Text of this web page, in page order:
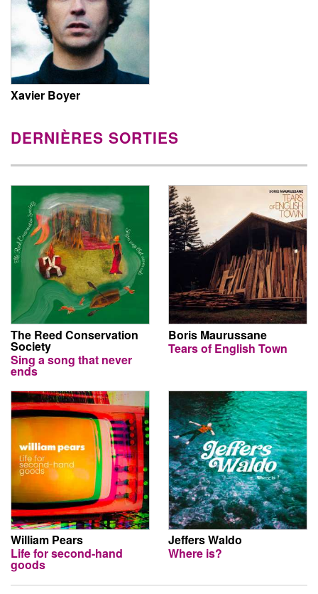
Xavier Boyer
DERNIÈRES SORTIES
The Reed Conservation
Society
Sing a song that never
ends
Boris Maurussane
Tears of English Town
William Pears
Life for second-hand
goods
Jeffers Waldo
Where is?